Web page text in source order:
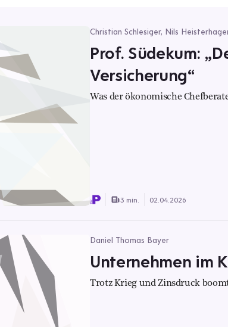
Christian Schlesiger, Nils
Prof. Südekum:
Versicherung“
Was der ökonomische
3 min. 02.04.2026
Daniel Thomas Bayer
Unternehmen im
Trotz Krieg und Zinsdruck